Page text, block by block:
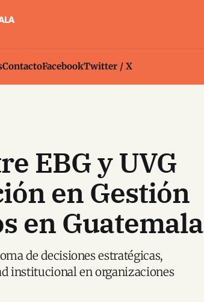
ContactoFacebookTwitter / X
EBG y UVG
en Gestión
en Guatemala
de decisiones estratégicas,
institucional en organizaciones